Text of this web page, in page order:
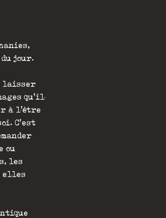
jour.
laisser
qu'il
à l'être
C'est
ou
les
elles